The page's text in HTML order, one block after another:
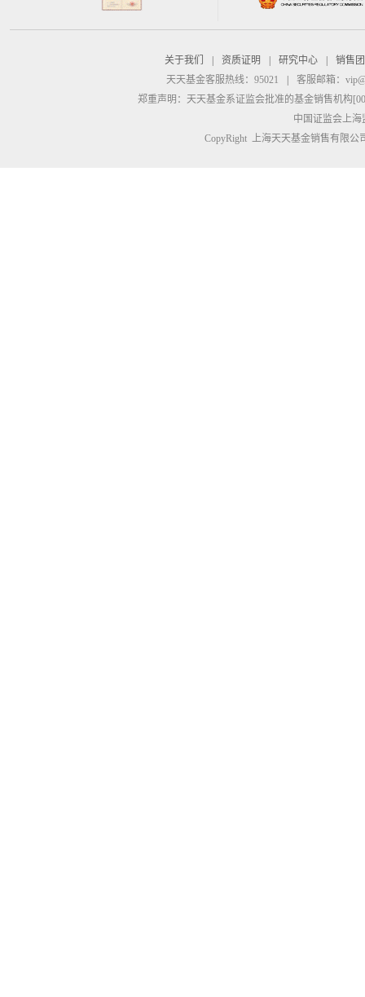
关于我们 资质证明 研究中心
销售
天天基金客服热线：95021
客服邮箱：
郑重声明： 天天基金系证监会批准的基金销售机构
中国证监会上
CopyRight 上海天天基金销售有限